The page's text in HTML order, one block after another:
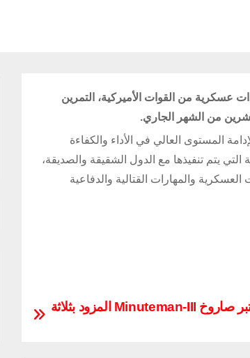
كتيبة الحدود الغربية بلواء المشاة (11) وبمشاركة وحدات عسكرية من القوات الأميركية، التمرين
من الشهر الجاري.
المستوى العالي في الأداء والكفاءة
التي يتم تنفيذها مع الدول الشقيقة والصديقة،
والمهارات القتالية والدفاعية
الجيش الأميركي يختبر صاروخ Minuteman-III المزود بثلاثة